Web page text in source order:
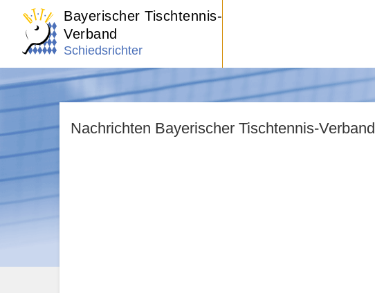
Bayerischer Tischtennis-
Verband
Schiedsrichter
Nachrichten Bayerischer Tischtennis-Verband